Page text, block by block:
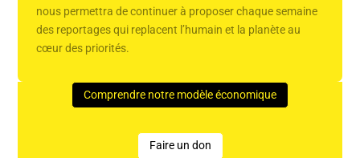
nous permettra de continuer à proposer chaque semaine
des reportages qui replacent l’humain et la planète au
cœur des priorités.
Comprendre notre modèle économique
Faire un don